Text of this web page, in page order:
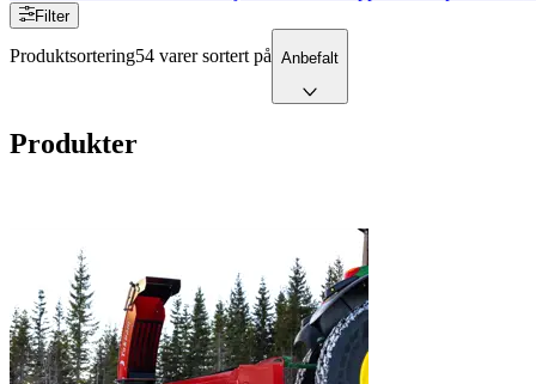
Filter
Produktsortering54 varer sortert på Anbefalt
Produkter